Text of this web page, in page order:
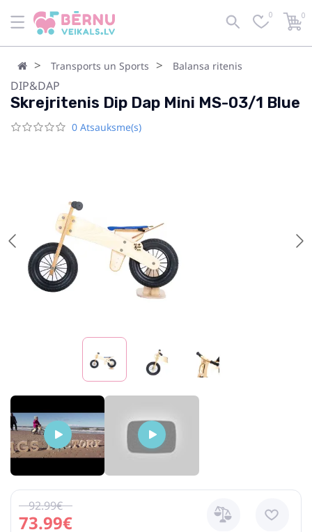
0 0
Transports un Sports Balansa ritenis
DIP&DAP
Skrejritenis Dip Dap Mini MS-03/1 Blue
0 Atsauksme(s)
73.99€
92.99€